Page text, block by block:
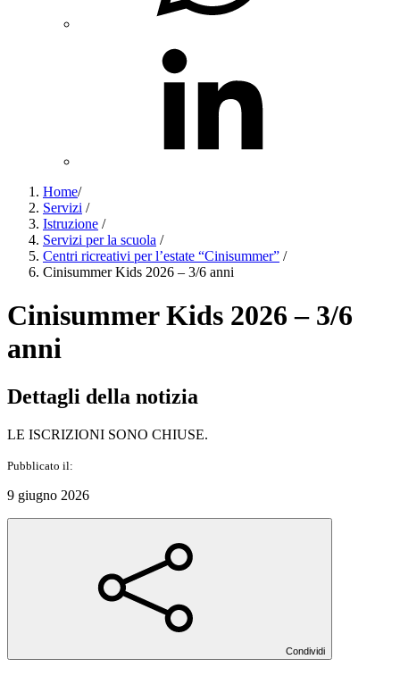
Home/
Servizi /
Istruzione /
Servizi per la scuola /
Centri ricreativi per l’estate “Cinisummer” /
Cinisummer Kids 2026 – 3/6 anni
Cinisummer Kids 2026 – 3/6
anni
Dettagli della notizia
LE ISCRIZIONI SONO CHIUSE.
Pubblicato il:
9 giugno 2026
Condividi